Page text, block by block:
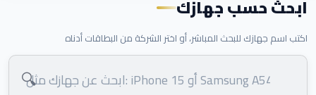
ابحث حسب جهازك
اكتب اسم جهازك للبحث المباشر، أو اختر الشركة من البطاقات أدناه
🔍